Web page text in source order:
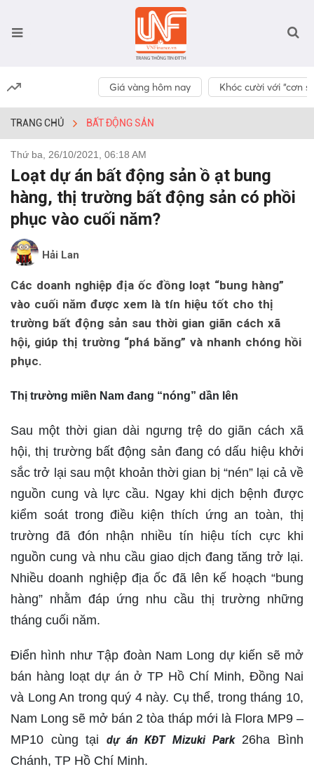
Giá vàng hôm nay Khóc cười với “cơn
TRANG CHỦ BẤT ĐỘNG SẢN
Thứ ba, 26/10/2021, 06:18 AM
Loạt dự án bất động sản ồ ạt bung
hàng, thị trường bất động sản có phồi
phục vào cuối năm?
Hải Lan
Các doanh nghiệp địa ốc đồng loạt “bung hàng”
vào cuối năm được xem là tín hiệu tốt cho thị
trường bất động sản sau thời gian giãn cách xã
hội, giúp thị trường “phá băng” và nhanh chóng hồi
phục.
Thị trường miền Nam đang “nóng” dần lên
Sau một thời gian dài ngưng trệ do giãn cách xã
hội, thị trường bất động sản đang có dấu hiệu khởi
sắc trở lại sau một khoản thời gian bị “nén” lại cả về
nguồn cung và lực cầu. Ngay khi dịch bệnh được
kiểm soát trong điều kiện thích ứng an toàn, thị
trường đã đón nhận nhiều tín hiệu tích cực khi
nguồn cung và nhu cầu giao dịch đang tăng trở lại.
Nhiều doanh nghiệp địa ốc đã lên kế hoạch “bung
hàng” nhằm đáp ứng nhu cầu thị trường những
tháng cuối năm.
Điển hình như Tập đoàn Nam Long dự kiến sẽ mở
bán hàng loạt dự án ở TP Hồ Chí Minh, Đồng Nai
và Long An trong quý 4 này. Cụ thể, trong tháng 10,
Nam Long sẽ mở bán 2 tòa tháp mới là Flora MP9 –
MP10 cùng tại dự án KĐT Mizuki Park26ha Bình
Chánh, TP Hồ Chí Minh.